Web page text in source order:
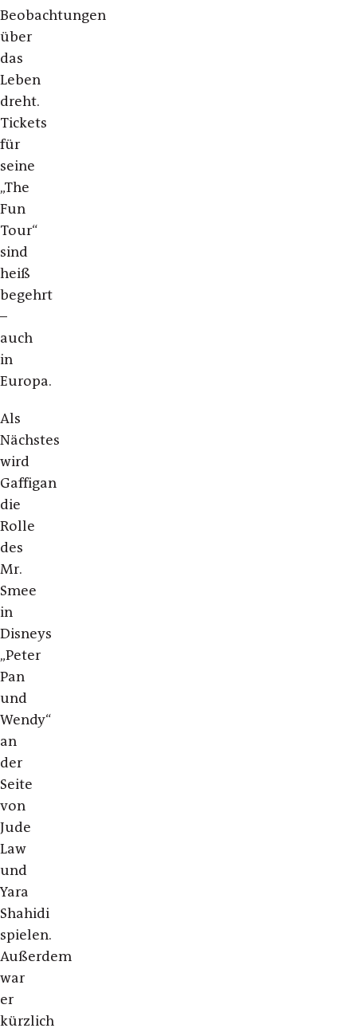
Beobachtungen
über
das
Leben
dreht.
Tickets
für
seine
„The
Fun
Tour“
sind
heiß
begehrt
–
auch
in
Europa.
Als
Nächstes
wird
Gaffigan
die
Rolle
des
Mr.
Smee
in
Disneys
„Peter
Pan
und
Wendy“
an
der
Seite
von
Jude
Law
und
Yara
Shahidi
spielen.
Außerdem
war
er
kürzlich